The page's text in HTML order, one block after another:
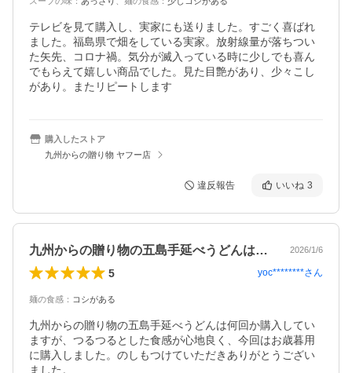
テレビを見て購入し、実家にも送りました。すごく喜ばれ
ました。福島県で畑をしている実家。放射線量が落ちつい
た矢先、コロナ禍。気分が滅入っている時に少しでも喜ん
でもらえて嬉しい商品でした。見た目艶があり、少々こし
があり。またリピートします
購入したストア
九州からの贈り物 ヤフー店
違反報告 いいね 3
九州からの贈り物の五島手延べうどんは何… 2026/1/6
5 yoc********さん
麺の食感 ： コシがある
九州からの贈り物の五島手延べうどんは何回か購入してい
ますが、つるつるとした食感が心地良く、今回はお歳暮用
に購入しました。のしもつけていただきありがとうござい
ました。